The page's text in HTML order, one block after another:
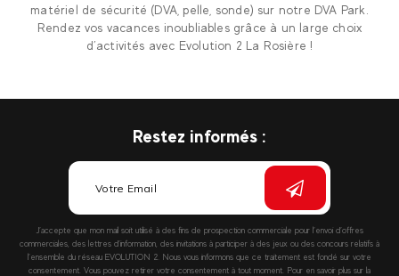
matériel de sécurité (DVA, pelle, sonde) sur notre DVA Park.
Rendez vos vacances inoubliables grâce à un large choix
d’activités avec Evolution 2 La Rosière !
Restez informés :
J’accepte que mon mail soit utilisé à des fins de prospection commerciale pour l’envoi d’offres
commerciales, des lettres d’information, des invitations à participer à des jeux ou des concours relatifs à
l’ensemble du réseau EVOLUTION 2. Nous vous informons que ce traitement est fondé sur votre
consentement. Vous pouvez retirer votre consentement à tout moment. Pour en savoir plus sur la